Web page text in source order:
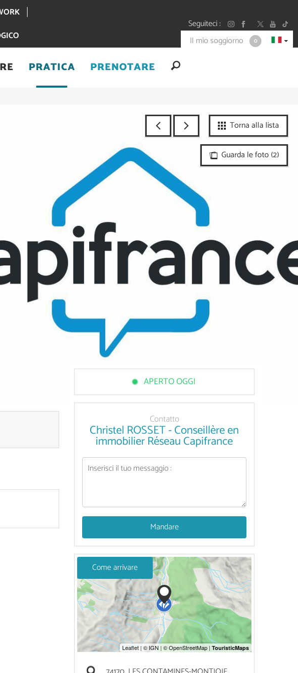
Seguiteci
PRATICA PRENOTARE
Il mio soggiorno 0
Guarda le foto (2)
Torna alla lista
APERTO OGGI
Contatto
Christel ROSSET - Conseillère en
immobilier Réseau Capifrance
Mandare
Come arrivare